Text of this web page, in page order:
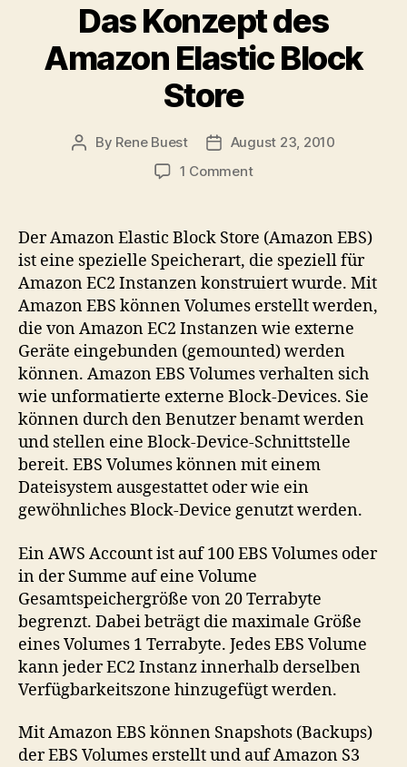
Das Konzept des
Amazon Elastic Block
Store
Post
By Rene Buest
PostAugust 23, 2010
1 Commenton
des
Amazon
Elastic
Block
Store
Der Amazon Elastic Block Store (Amazon EBS)
ist eine spezielle Speicherart, die speziell für
Amazon EC2 Instanzen konstruiert wurde. Mit
Amazon EBS können Volumes erstellt werden,
die von Amazon EC2 Instanzen wie externe
Geräte eingebunden (gemounted) werden
können. Amazon EBS Volumes verhalten sich
wie unformatierte externe Block-Devices. Sie
können durch den Benutzer benamt werden
und stellen eine Block-Device-Schnittstelle
bereit. EBS Volumes können mit einem
Dateisystem ausgestattet oder wie ein
gewöhnliches Block-Device genutzt werden.
Ein AWS Account ist auf 100 EBS Volumes oder
in der Summe auf eine Volume
Gesamtspeichergröße von 20 Terrabyte
begrenzt. Dabei beträgt die maximale Größe
eines Volumes 1 Terrabyte. Jedes EBS Volume
kann jeder EC2 Instanz innerhalb derselben
Verfügbarkeitszone hinzugefügt werden.
Mit Amazon EBS können Snapshots (Backups)
der EBS Volumes erstellt und auf Amazon S3